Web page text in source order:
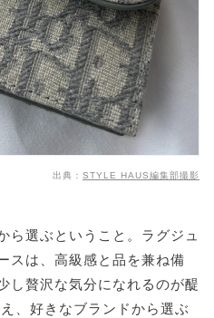
出典： STYLE HAUS編集部撮影
ら選ぶということ。ラグジュ
スは、高級感と品を兼ね備
し贅沢な気分になれるのが醍
、好きなブランドから選ぶ